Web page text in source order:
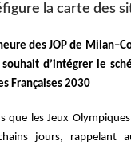
la carte des
des JOP de
souhait d’intégrer le
Françaises 2030
que les Jeux
jours, rappelant